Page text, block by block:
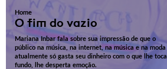
Home
O fim do vazio
Mariana Inbar fala sobre sua impressão de que o
público na música, na internet, na música e na moda
atualmente só gasta seu dinheiro com o que lhe toca
fundo, lhe desperta emoção.